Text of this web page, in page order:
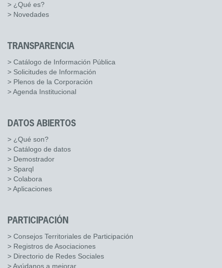
> ¿Qué es?
> Novedades
TRANSPARENCIA
> Catálogo de Información Pública
> Solicitudes de Información
> Plenos de la Corporación
> Agenda Institucional
DATOS ABIERTOS
> ¿Qué son?
> Catálogo de datos
> Demostrador
> Sparql
> Colabora
> Aplicaciones
PARTICIPACIÓN
> Consejos Territoriales de Participación
> Registros de Asociaciones
> Directorio de Redes Sociales
> Ayúdanos a mejorar